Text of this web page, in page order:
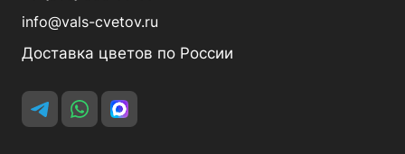
info@vals-cvetov.ru
Доставка цветов по России